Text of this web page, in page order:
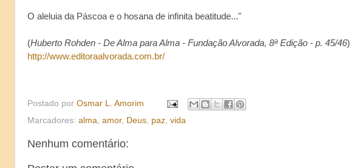
O aleluia da Páscoa e o hosana de infinita beatitude..."
(Huberto Rohden - De Alma para Alma - Fundação Alvorada, 8ª Edição - p. 45/46)
http://www.editoraalvorada.com.br/
Postado por Osmar L. Amorim
Marcadores: alma amor, Deus paz vida
Nenhum comentário: